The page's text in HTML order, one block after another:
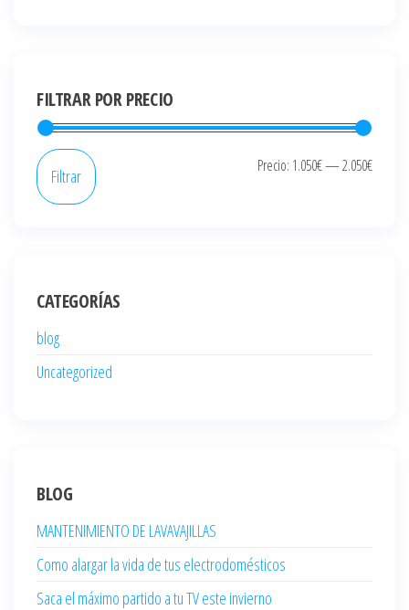
FILTRAR POR PRECIO
Precio
Precio
Filtrar Precio: 1.050€—2.050€
CATEGORÍAS
blog
Uncategorized
BLOG
MANTENIMIENTO DE LAVAVAJILLAS
Como alargar la vida de tus electrodomésticos
Saca el máximo partido a tu TV este invierno